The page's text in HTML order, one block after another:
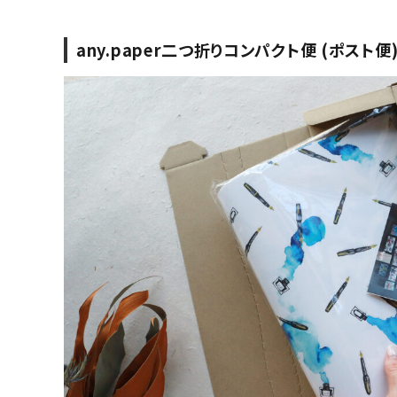
any.paper二つ折りコンパクト便 (ポスト便